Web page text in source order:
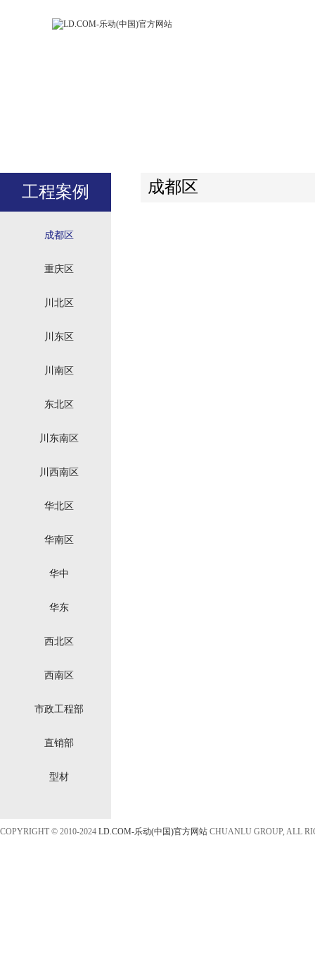
工程案例
成都区
重庆区
川北区
川东区
川南区
东北区
川东南区
川西南区
华北区
华南区
华中
华东
西北区
西南区
市政工程部
直销部
型材
成都区
COPYRIGHT © 2010-2024 LD.COM-乐动(中国)官方网站 CHUANLU GROUP, ALL